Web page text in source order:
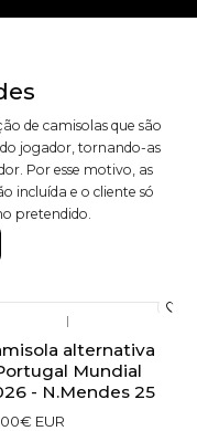
de camisolas que são
jogador, tornando-as
Por esse motivo, as
incluída e o cliente só
pretendido.
|
alternativa
Mundial
- N.Mendes 25
EUR